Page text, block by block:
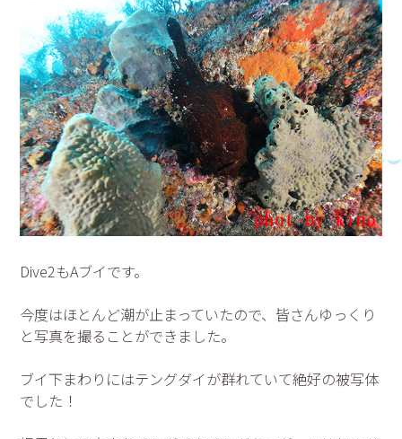
Dive2もAブイです。
今度はほとんど潮が止まっていたので、皆さんゆっくり
と写真を撮ることができました。
ブイ下まわりにはテングダイが群れていて絶好の被写体
でした！